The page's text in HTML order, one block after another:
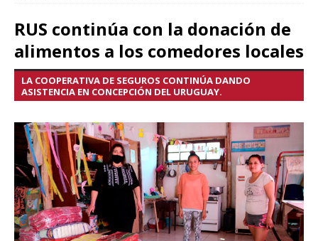
RUS continúa con la donación de
alimentos a los comedores locales
LA COOPERATIVA DE SEGUROS CONTINÚA DANDO
ASISTENCIA EN CONCEPCIÓN DEL URUGUAY.